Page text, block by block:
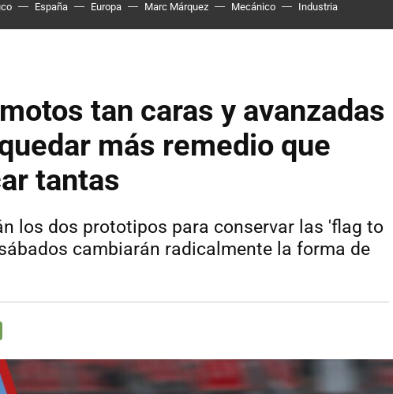
España Europa Marc Márquez Mecánico Industria
tan caras y avanzadas
más remedio que
tantas
los dos prototipos para conservar las 'flag to
cambiarán radicalmente la forma de